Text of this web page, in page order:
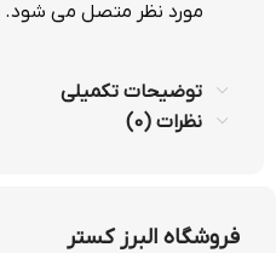
مورد نظر متصل می شود.
توضیحات تکمیلی
نظرات (0)
فروشگاه البرز کستر